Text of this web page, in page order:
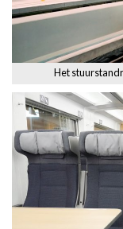
Het